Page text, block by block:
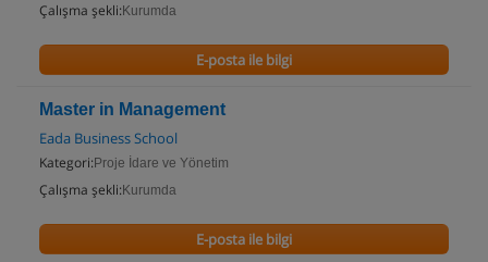
Çalışma şekli: Kurumda
E-posta ile bilgi
Master in Management
Eada Business School
Kategori: Proje İdare ve Yönetim
Çalışma şekli: Kurumda
E-posta ile bilgi